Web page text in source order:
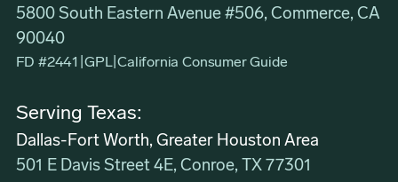
5800 South Eastern Avenue #506, Commerce, CA
90040
FD #2441 GPL|California Consumer Guide
Serving Texas:
Dallas-Fort Worth, Greater Houston Area
501 E Davis Street 4E, Conroe, TX 77301